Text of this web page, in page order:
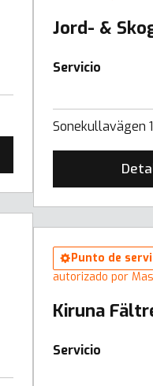
Jord- &
Servicio
Sonekullavägen
Punto de
autorizado por
Kiruna
Servicio